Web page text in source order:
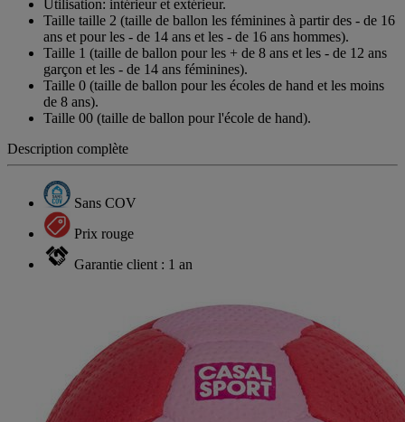
Utilisation: intérieur et extérieur.
Taille taille 2 (taille de ballon les féminines à partir des - de 16
ans et pour les - de 14 ans et les - de 16 ans hommes).
Taille 1 (taille de ballon pour les + de 8 ans et les - de 12 ans
garçon et les - de 14 ans féminines).
Taille 0 (taille de ballon pour les écoles de hand et les moins
de 8 ans).
Taille 00 (taille de ballon pour l'école de hand).
Description complète
Sans COV
Prix rouge
Garantie client : 1 an